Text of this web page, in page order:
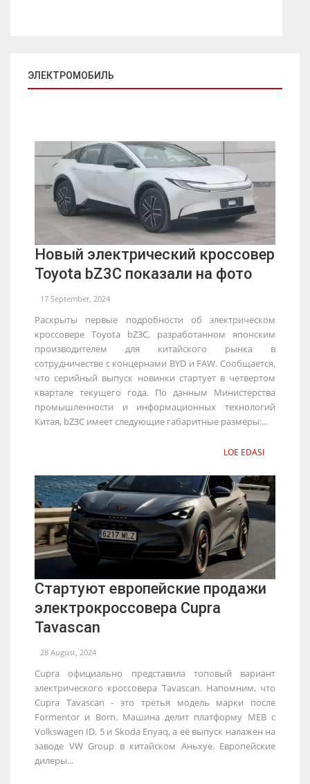
ЭЛЕКТРОМОБИЛЬ
Новый электрический кроссовер
Toyota bZ3C показали на фото
17 September, 2024
Раскрыты первые подробности об электрическом
кроссовере Toyota bZ3C, разработанном японским
производителем для китайского рынка в
сотрудничестве с концернами BYD и FAW. Сообщается,
что серийный выпуск новинки стартует в четвертом
квартале текущего года. По данным Министерства
промышленности и информационных технологий
Китая, bZ3C имеет следующие габаритные размеры:...
LOE EDASI
Стартуют европейские продажи
электрокроссовера Cupra
Tavascan
28 August, 2024
Cupra официально представила топовый вариант
электрического кроссовера Tavascan. Напомним, что
Cupra Tavascan - это третья модель марки после
Formentor и Born. Машина делит платформу MEB с
Volkswagen ID. 5 и Skoda Enyaq, а её выпуск налажен на
заводе VW Group в китайском Аньхуе. Европейские
дилеры...